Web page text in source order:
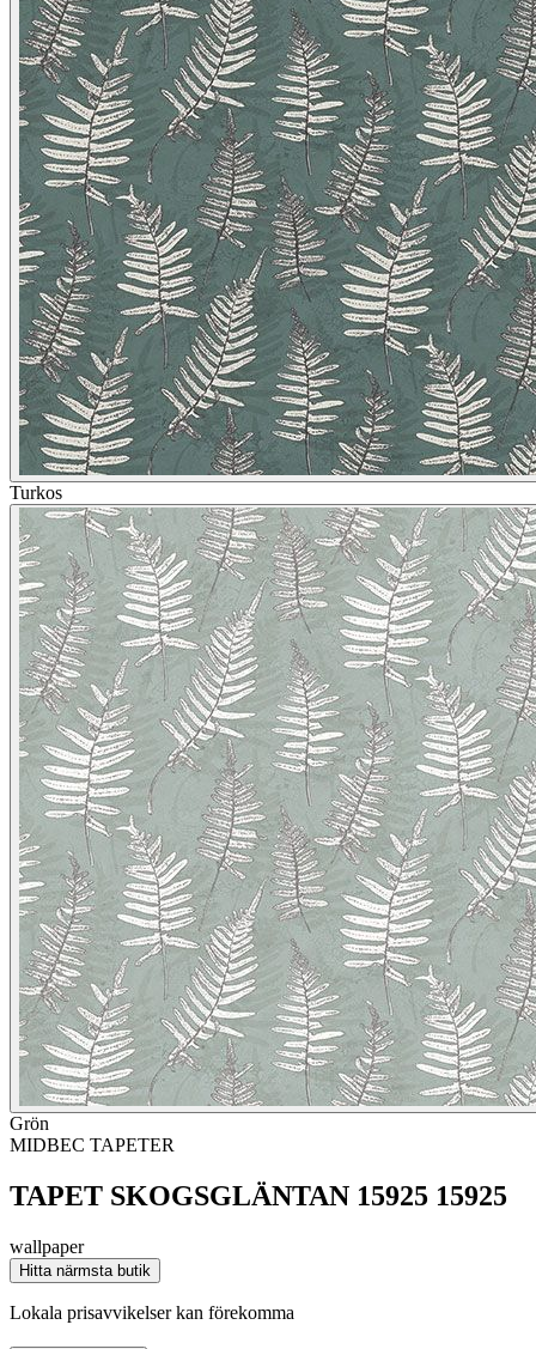
Turkos
Grön
MIDBEC TAPETER
TAPET SKOGSGLÄNTAN 15925 15925
wallpaper
Hitta närmsta butik
Lokala prisavvikelser kan förekomma